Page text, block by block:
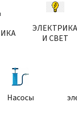
ЭЛЕКТРИКА
И СВЕТ
Насосы